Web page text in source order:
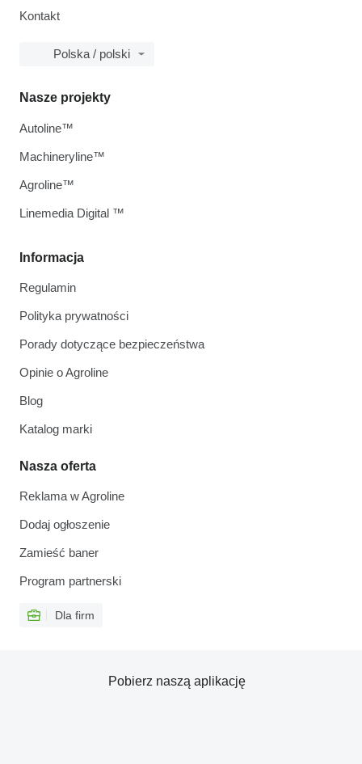
Kontakt
Polska / polski
Informacja
Regulamin
Polityka prywatności
Porady dotyczące bezpieczeństwa
Opinie o Agroline
Blog
Katalog marki
Nasza oferta
Reklama w Agroline
Dodaj ogłoszenie
Zamieść baner
Program partnerski
Dla firm
Nasze projekty
Autoline™
Machineryline™
Agroline™
Linemedia Digital ™
Pobierz naszą aplikację